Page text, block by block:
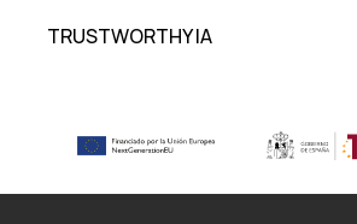
TRUSTWORTHY IA